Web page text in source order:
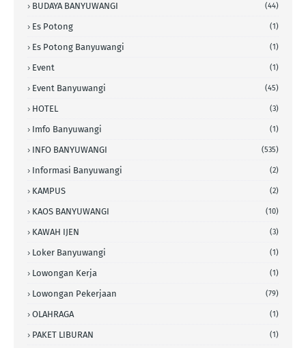
BUDAYA BANYUWANGI (44)
Es Potong (1)
Es Potong Banyuwangi (1)
Event (1)
Event Banyuwangi (45)
HOTEL (3)
Imfo Banyuwangi (1)
INFO BANYUWANGI (535)
Informasi Banyuwangi (2)
KAMPUS (2)
KAOS BANYUWANGI (10)
KAWAH IJEN (3)
Loker Banyuwangi (1)
Lowongan Kerja (1)
Lowongan Pekerjaan (79)
OLAHRAGA (1)
PAKET LIBURAN (1)